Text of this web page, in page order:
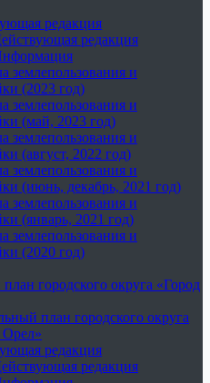
редакция
редакция
землепользования и
(2023 год)
землепользования и
(май, 2023 год)
землепользования и
(август, 2022 год)
землепользования и
(июнь, декабрь, 2021 год)
землепользования и
(январь, 2021 год)
землепользования и
(2020 год)
городского округа «Город
план городского округа
Орел»
редакция
редакция